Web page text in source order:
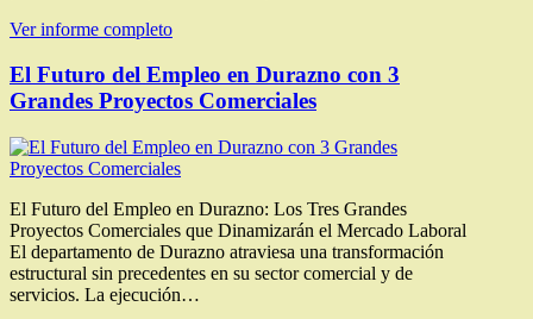
Ver informe completo
El Futuro del Empleo en Durazno con 3
Grandes Proyectos Comerciales
El Futuro del Empleo en Durazno: Los Tres Grandes
Proyectos Comerciales que Dinamizarán el Mercado Laboral
El departamento de Durazno atraviesa una transformación
estructural sin precedentes en su sector comercial y de
servicios. La ejecución…